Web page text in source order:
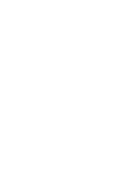
กลม ปากแฉก